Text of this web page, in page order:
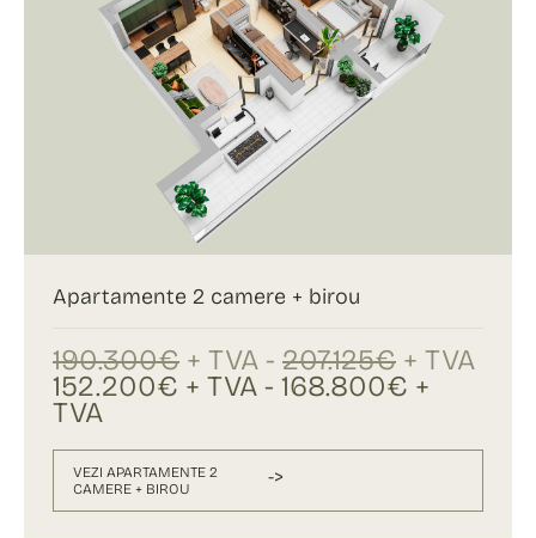
Apartamente 2 camere + birou
190.300€ + TVA - 207.125€ + TVA
152.200€ + TVA - 168.800€ +
TVA
VEZI APARTAMENTE 2
CAMERE + BIROU
->